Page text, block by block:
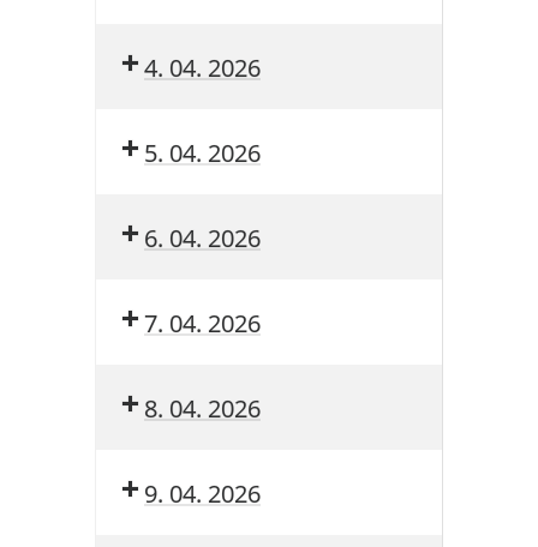
4. 04. 2026
5. 04. 2026
6. 04. 2026
7. 04. 2026
8. 04. 2026
9. 04. 2026